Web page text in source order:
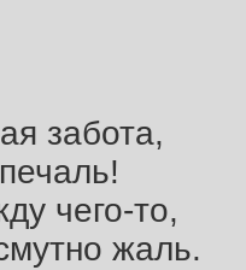
забота,
чего-то,
жаль.